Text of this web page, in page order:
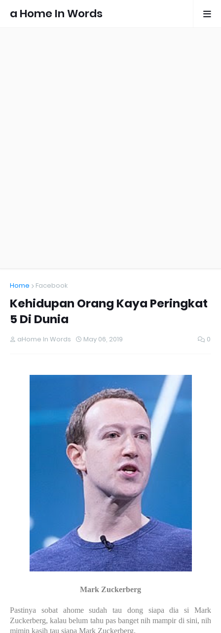
a Home In Words
Home Facebook
Kehidupan Orang Kaya Peringkat
5 Di Dunia
aHome In Words May 06, 2019 0
Mark Zuckerberg
Pastinya sobat ahome sudah tau dong siapa dia si Mark
Zuckerberg, kalau belum tahu pas banget nih mampir di sini, nih
mimin kasih tau siapa Mark Zuckerberg.